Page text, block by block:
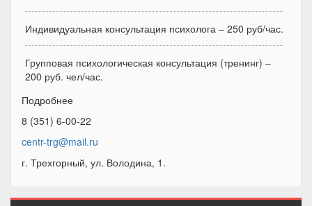
Индивидуальная консультация психолога – 250 руб/час.
Групповая психологическая консультация (тренинг) –
200 руб. чел/час.
Подробнее
8 (351) 6-00-22
centr-trg@mail.ru
г. Трехгорный, ул. Володина, 1.